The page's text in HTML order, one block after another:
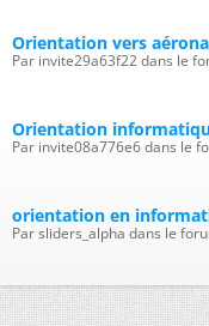
Orientation vers
Par invite29a63f22 dans le
Orientation
Par invite08a776e6 dans le
orientation en
Par sliders_alpha dans le